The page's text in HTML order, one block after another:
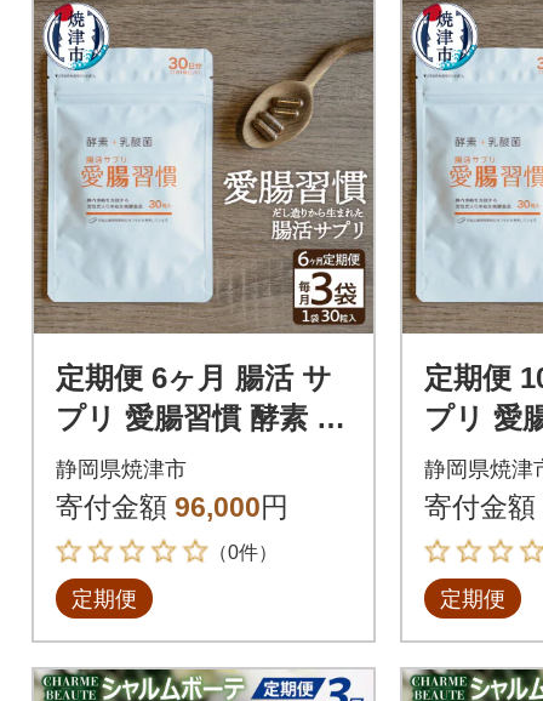
定期便 6ヶ月 腸活 サ
プリ 愛腸習慣 酵素 乳
酸菌(a90-002)
静岡県焼津市
寄付金額 96,000円
（0件）
定期便
定期便
プリ 愛
酸菌
静岡県焼津
寄付金額
定期便